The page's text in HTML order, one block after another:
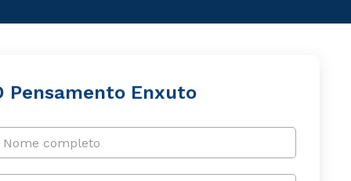
Pensamento Enxuto
Nome completo